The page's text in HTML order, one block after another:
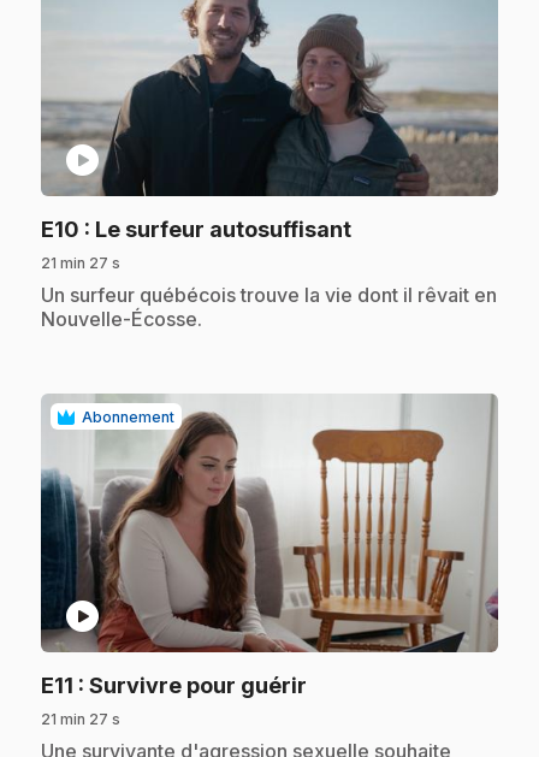
play_circle
E10 : Le surfeur autosuffisant.
21 min 27 s
.Un surfeur québécois trouve la vie dont il rêvait en
Nouvelle-Écosse.
Abonnement
play_circle
E11 : Survivre pour guérir
21 min 27 s
.Une survivante d'agression sexuelle souhaite